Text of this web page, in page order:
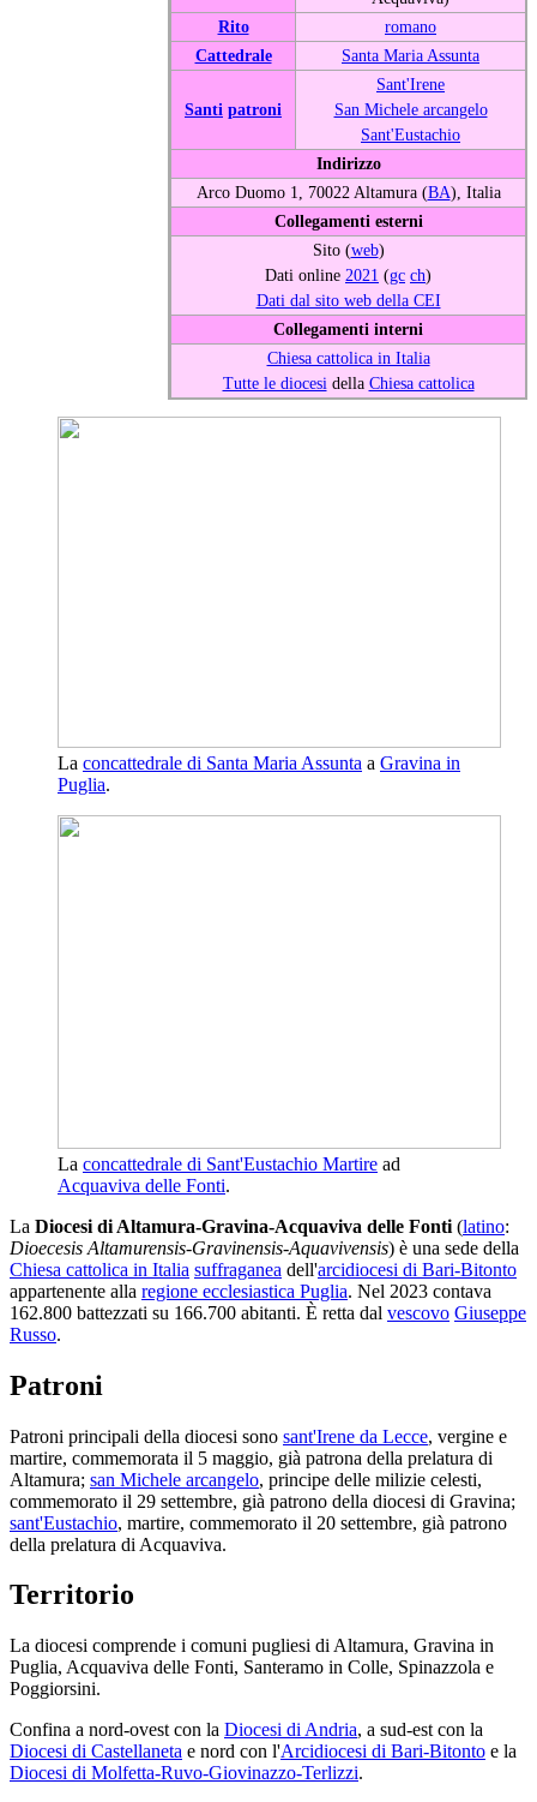
Rito
romano
Cattedrale
Santa Maria Assunta
Santi patroni
Sant'Irene
San Michele arcangelo
Sant'Eustachio
Indirizzo
Arco Duomo 1, 70022 Altamura (BA), Italia
Collegamenti esterni
Sito (web)
Dati online 2021 (gc ch)
Dati dal sito web della CEI
Collegamenti interni
Chiesa cattolica in Italia
Tutte le diocesi della Chiesa cattolica
La concattedrale di Santa Maria Assunta a Gravina in
Puglia.
La concattedrale di Sant'Eustachio Martire ad
Acquaviva delle Fonti.
La Diocesi di Altamura-Gravina-Acquaviva delle Fonti (latino:
Dioecesis Altamurensis-Gravinensis-Aquavivensis) è una sede della
Chiesa cattolica in Italia suffraganea dell'arcidiocesi di Bari-Bitonto
appartenente alla regione ecclesiastica Puglia. Nel 2023 contava
162.800 battezzati su 166.700 abitanti. È retta dal vescovo Giuseppe
Russo.
Patroni
Patroni principali della diocesi sono sant'Irene da Lecce, vergine e
martire, commemorata il 5 maggio, già patrona della prelatura di
Altamura; san Michele arcangelo, principe delle milizie celesti,
commemorato il 29 settembre, già patrono della diocesi di Gravina;
sant'Eustachio, martire, commemorato il 20 settembre, già patrono
della prelatura di Acquaviva.
Territorio
La diocesi comprende i comuni pugliesi di Altamura, Gravina in
Puglia, Acquaviva delle Fonti, Santeramo in Colle, Spinazzola e
Poggiorsini.
Confina a nord-ovest con la Diocesi di Andria, a sud-est con la
Diocesi di Castellaneta e nord con l'Arcidiocesi di Bari-Bitonto e la
Diocesi di Molfetta-Ruvo-Giovinazzo-Terlizzi.